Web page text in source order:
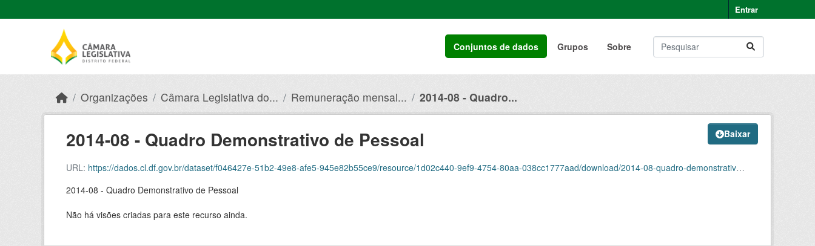
Entrar
Conjuntos de dados Grupos Sobre
Organizações Câmara Legislativa do... Remuneração mensal... 2014-08 - Quadro...
Baixar
2014-08 - Quadro Demonstrativo de Pessoal
URL: https://dados.cl.df.gov.br/dataset/f046427e-51b2-49e8-afe5-945e82b55ce9/resource/1d02c440-9ef9-4754-80aa-038cc1777aad/download/2014-08-quadro-demonstrativo-de-pessoal.pdf
2014-08 - Quadro Demonstrativo de Pessoal
Não há visões criadas para este recurso ainda.